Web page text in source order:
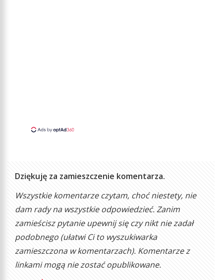
Dziękuję za zamieszczenie komentarza.
Wszystkie komentarze czytam, choć niestety, nie
dam rady na wszystkie odpowiedzieć. Zanim
zamieścisz pytanie upewnij się czy nikt nie zadał
podobnego (ułatwi Ci to wyszukiwarka
zamieszczona w komentarzach). Komentarze z
linkami mogą nie zostać opublikowane.